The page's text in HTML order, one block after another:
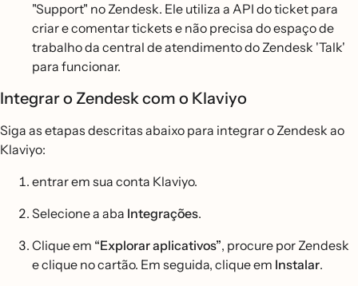
"Support" no Zendesk. Ele utiliza a API do ticket para
criar e comentar tickets e não precisa do espaço de
trabalho da central de atendimento do Zendesk 'Talk'
para funcionar.
Integrar o Zendesk com o Klaviyo
Siga as etapas descritas abaixo para integrar o Zendesk ao
Klaviyo:
entrar em sua conta Klaviyo.
Selecione a aba Integrações.
Clique em “Explorar aplicativos”, procure por Zendesk
e clique no cartão. Em seguida, clique em Instalar.